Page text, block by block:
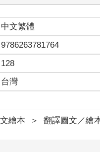
中文繁體
9786263781764
128
台灣
繪本 ＞ 翻譯圖文／繪